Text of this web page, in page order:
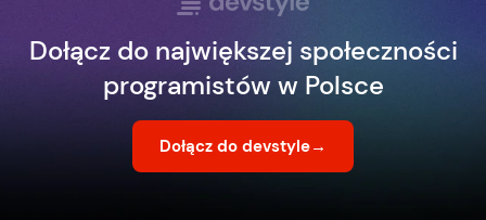
Dołącz do największej społeczności
programistów w Polsce
Dołącz do devstyle→